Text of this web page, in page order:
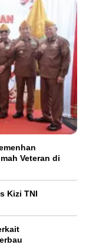
Veteran di
Kizi TNI